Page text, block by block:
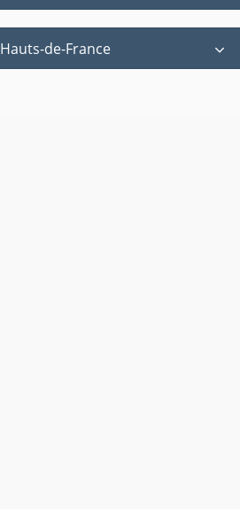
Hauts-de-France